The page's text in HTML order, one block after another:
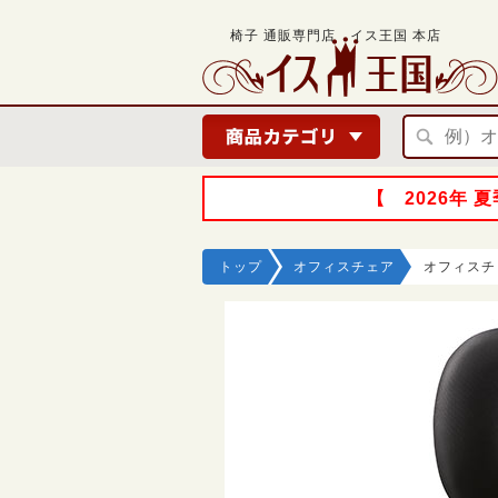
椅子 通販専門店 イス王国 本店
【 2026年 夏
トップ オフィスチェア オフィス